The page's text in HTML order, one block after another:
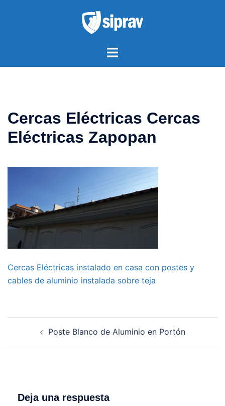
Alternar
Cercas Eléctricas Cercas
Eléctricas Zapopan
Cercas Eléctricas instalado en casa con postes y
cables de aluminio instalada sobre teja
Poste Blanco de Aluminio en Portón
Deja una respuesta